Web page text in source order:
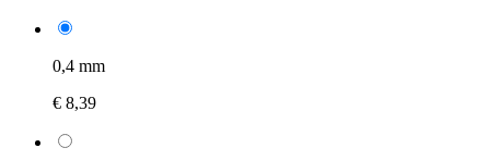
0,4 mm
€ 8,39